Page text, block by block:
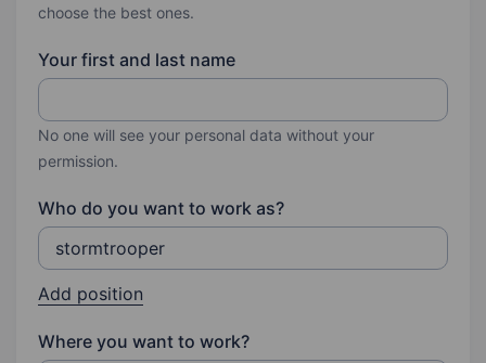
choose the best ones.
Your first and last name
No one will see your personal data without your
permission.
Who do you want to work as?
Add position
Where you want to work?